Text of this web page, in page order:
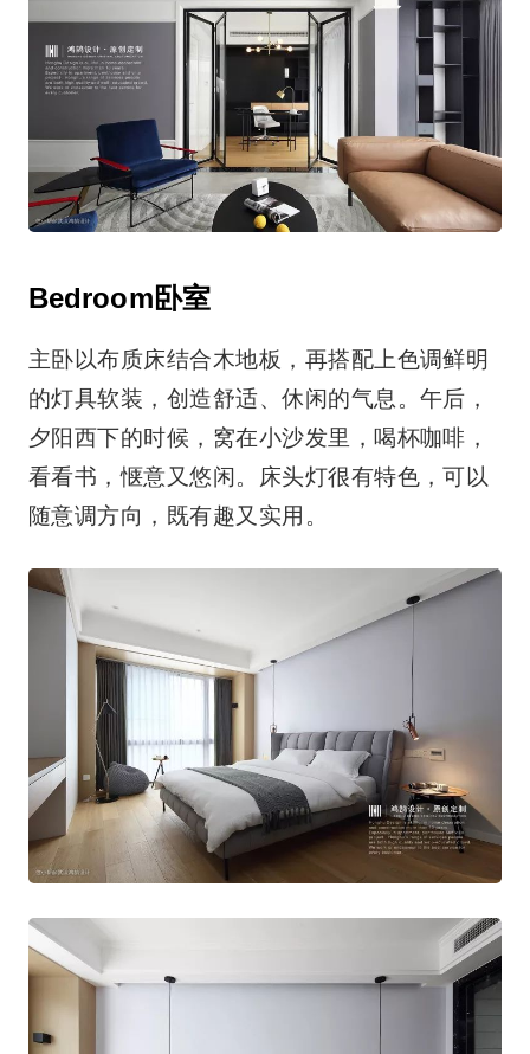
Bedroom卧室
主卧以布质床结合木地板，再搭配上色调鲜明
的灯具软装，创造舒适、休闲的气息。午后，
夕阳西下的时候，窝在小沙发里，喝杯咖啡，
看看书，惬意又悠闲。床头灯很有特色，可以
随意调方向，既有趣又实用。